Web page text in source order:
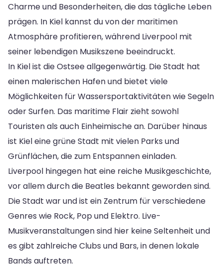
Charme und Besonderheiten, die das tägliche Leben
prägen. In Kiel kannst du von der maritimen
Atmosphäre profitieren, während Liverpool mit
seiner lebendigen Musikszene beeindruckt.
In Kiel ist die Ostsee allgegenwärtig. Die Stadt hat
einen malerischen Hafen und bietet viele
Möglichkeiten für Wassersportaktivitäten wie Segeln
oder Surfen. Das maritime Flair zieht sowohl
Touristen als auch Einheimische an. Darüber hinaus
ist Kiel eine grüne Stadt mit vielen Parks und
Grünflächen, die zum Entspannen einladen.
Liverpool hingegen hat eine reiche Musikgeschichte,
vor allem durch die Beatles bekannt geworden sind.
Die Stadt war und ist ein Zentrum für verschiedene
Genres wie Rock, Pop und Elektro. Live-
Musikveranstaltungen sind hier keine Seltenheit und
es gibt zahlreiche Clubs und Bars, in denen lokale
Bands auftreten.